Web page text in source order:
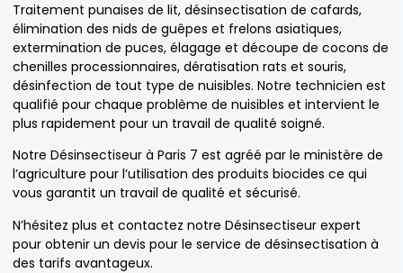
Traitement punaises de lit, désinsectisation de cafards,
élimination des nids de guêpes et frelons asiatiques,
extermination de puces, élagage et découpe de cocons de
chenilles processionnaires, dératisation rats et souris,
désinfection de tout type de nuisibles. Notre technicien est
qualifié pour chaque problème de nuisibles et intervient le
plus rapidement pour un travail de qualité soigné.
Notre Désinsectiseur à Paris 7 est agréé par le ministère de
l’agriculture pour l’utilisation des produits biocides ce qui
vous garantit un travail de qualité et sécurisé.
N’hésitez plus et contactez notre Désinsectiseur expert
pour obtenir un devis pour le service de désinsectisation à
des tarifs avantageux.